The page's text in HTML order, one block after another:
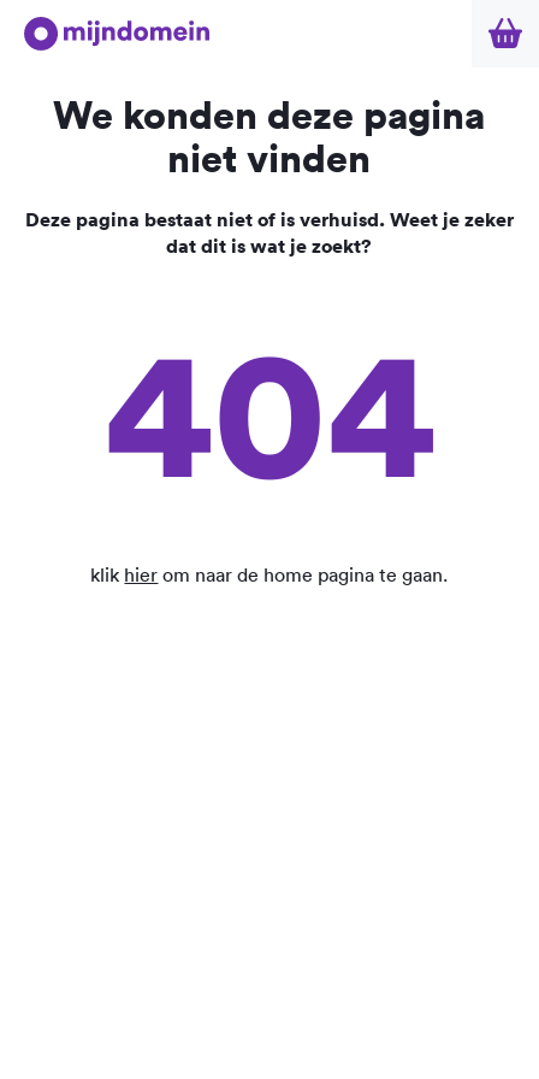
We konden deze pagina
niet vinden
Deze pagina bestaat niet of is verhuisd. Weet je zeker
dat dit is wat je zoekt?
404
klik hier om naar de home pagina te gaan.